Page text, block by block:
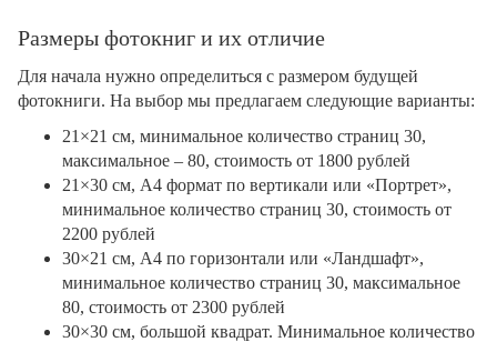
Размеры фотокниг и их отличие
Для начала нужно определиться с размером будущей
фотокниги. На выбор мы предлагаем следующие варианты:
21×21 см, минимальное количество страниц 30,
максимальное – 80, стоимость от 1800 рублей
21×30 см, А4 формат по вертикали или «Портрет»,
минимальное количество страниц 30, стоимость от
2200 рублей
30×21 см, А4 по горизонтали или «Ландшафт»,
минимальное количество страниц 30, максимальное
80, стоимость от 2300 рублей
30×30 см, большой квадрат. Минимальное количество